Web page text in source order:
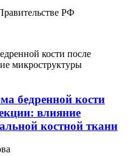
РФ
бедренной кости
влияние
костной ткани